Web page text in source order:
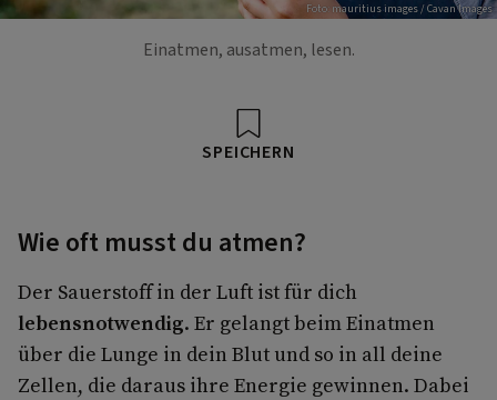
Foto: mauritius images / Cavan Images
Einatmen, ausatmen, lesen.
SPEICHERN
Wie oft musst du atmen?
Der Sauerstoff in der Luft ist für dich
lebensnotwendig. Er gelangt beim Einatmen
über die Lunge in dein Blut und so in all deine
Zellen, die daraus ihre Energie gewinnen. Dabei